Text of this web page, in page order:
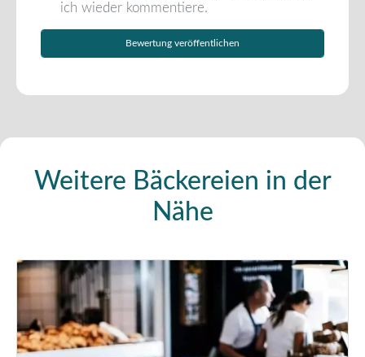
ich wieder kommentiere.
Weitere Bäckereien in der
Nähe